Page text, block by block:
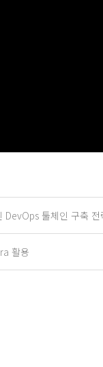
DevOps 툴체인 구축 전
활용